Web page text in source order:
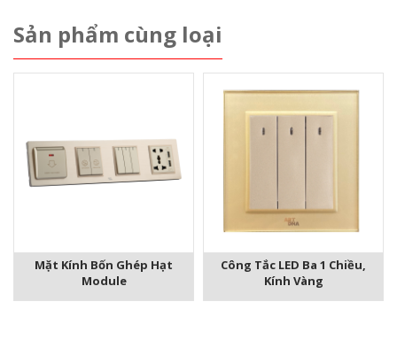
Sản phẩm cùng loại
Mặt Kính Bốn Ghép Hạt
Module
Công Tắc LED Ba 1 Chiều,
Kính Vàng